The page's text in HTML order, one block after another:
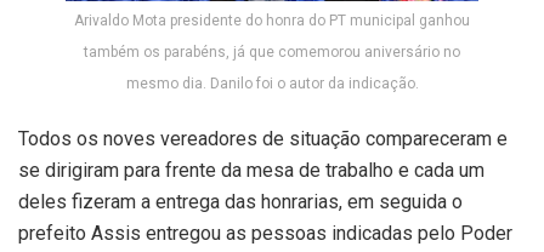
Arivaldo Mota presidente do honra do PT municipal ganhou
também os parabéns, já que comemorou aniversário no
mesmo dia. Danilo foi o autor da indicação.
Todos os noves vereadores de situação compareceram e
se dirigiram para frente da mesa de trabalho e cada um
deles fizeram a entrega das honrarias, em seguida o
prefeito Assis entregou as pessoas indicadas pelo Poder